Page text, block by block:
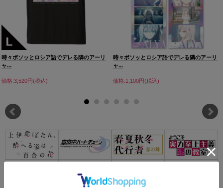
時々ボソッとロシア語でデレる隣のアーリ
ャ...
価格:3,520円(税込)
時々ボソッとロシア語でデレる隣のアーリ
ャ...
価格:1,100円(税込)